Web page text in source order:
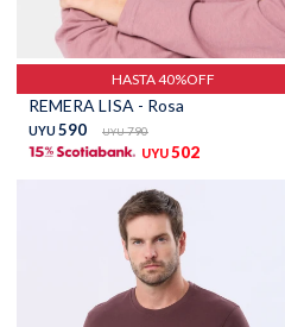
Talle
HASTA 40%OFF
REMERA LISA - Rosa
UYU 590 UYU 790
UYU502